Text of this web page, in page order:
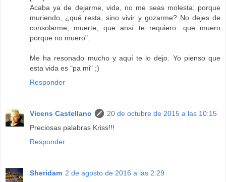
Acaba ya de dejarme, vida, no me seas molesta; porque
muriendo, ¿qué resta, sino vivir y gozarme? No dejes de
consolarme, muerte, que ansí te requiero: que muero
porque no muero".
Me ha resonado mucho y aquí te lo dejo. Yo pienso que
esta vida es "pa mi" ;)
Responder
Vicens Castellano
20 de octubre de 2015 a las 10:15
Preciosas palabras Kriss!!!
Responder
Sheridam 2 de agosto de 2016 a las 2:29